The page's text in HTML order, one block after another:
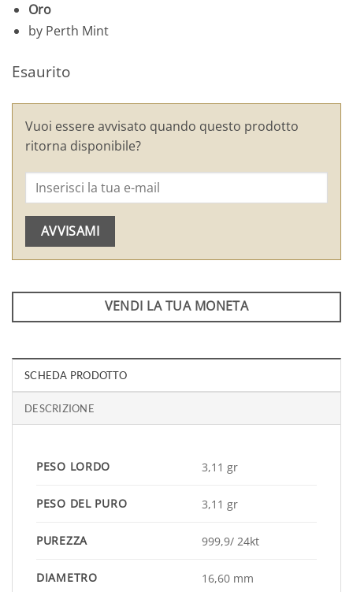
Oro
by Perth Mint
Esaurito
Vuoi essere avvisato quando questo prodotto
ritorna disponibile?
AVVISAMI
VENDI LA TUA MONETA
SCHEDA PRODOTTO
DESCRIZIONE
PESO LORDO 3,11 gr
PESO DEL PURO 3,11 gr
PUREZZA 999,9/ 24kt
DIAMETRO 16,60 mm